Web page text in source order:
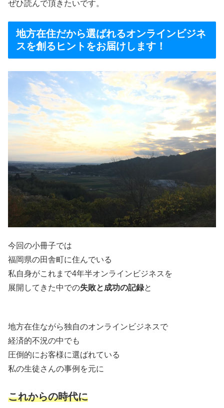
ぜひ読んで頂きたいです。
地方在住だから選ばれるオンラインビジネ
スを創るヒントをお届けします！
今回の小冊子では
福岡県の田舎町に住んでいる
私自身がこれまで4年半オンラインビジネスを
展開してきた中での失敗と成功の記録と
地方在住ながら独自のオンラインビジネスで
経済的不況の中でも
圧倒的にお客様に選ばれている
私の生徒さんの事例を元に
これからの時代に